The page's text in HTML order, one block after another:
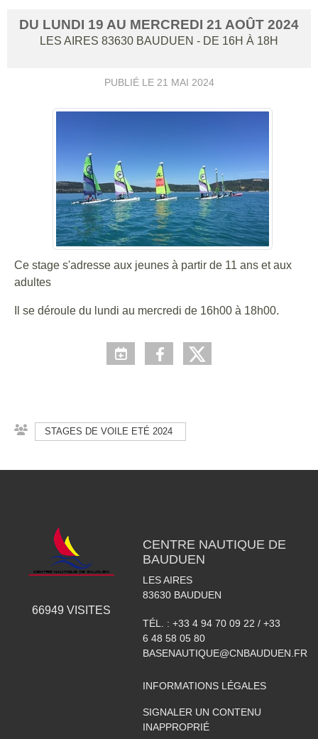
DU LUNDI 19 AU MERCREDI 21 AOÛT 2024
LES AIRES 83630 BAUDUEN - DE 16H À 18H
PUBLIÉ LE 21 MAI 2024
Ce stage s'adresse aux jeunes à partir de 11 ans et aux
adultes
Il se déroule du lundi au mercredi de 16h00 à 18h00.
STAGES DE VOILE ETÉ 2024
66949 VISITES
CENTRE NAUTIQUE DE
BAUDUEN
LES AIRES
83630 BAUDUEN
TÉL. : +33 4 94 70 09 22 / +33
6 48 58 05 80
BASENAUTIQUE@CNBAUDUEN.FR
INFORMATIONS LÉGALES
SIGNALER UN CONTENU
INAPPROPRIÉ